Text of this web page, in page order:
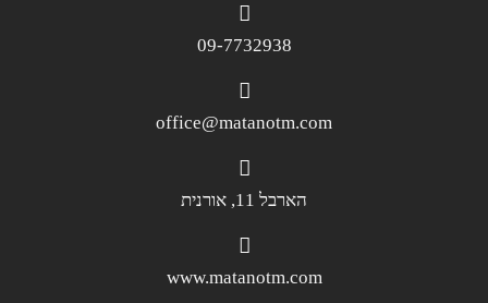
09-7732938
office@matanotm.com
הארבל 11, אורנית
www.matanotm.com